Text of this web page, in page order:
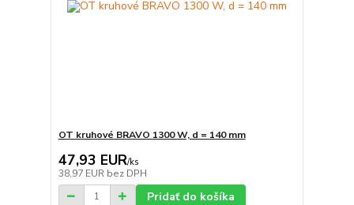
OT kruhové BRAVO 1300 W, d = 140 mm
47,93 EUR/ks
38,97 EUR bez DPH
Pridať do košíka